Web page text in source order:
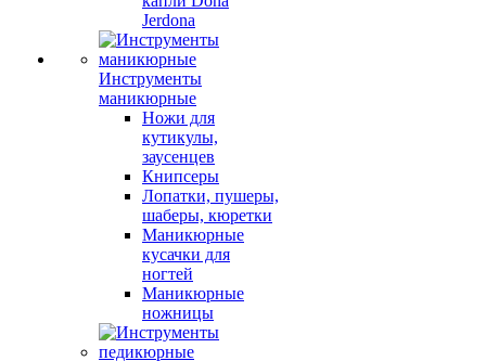
Jerdona
Инструменты
маникюрные
Ножи для
кутикулы,
заусенцев
Книпсеры
Лопатки, пушеры,
шаберы, кюретки
Маникюрные
кусачки для
ногтей
Маникюрные
ножницы